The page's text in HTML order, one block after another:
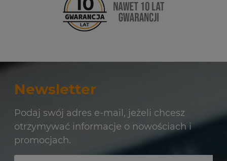
Newsletter
Podaj swój adres e-mail, jeżeli chcesz
otrzymywać informacje o nowościach i
promocjach.